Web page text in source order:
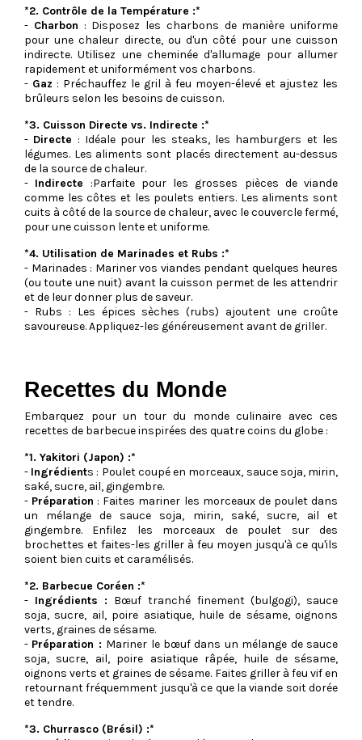
*2. Contrôle de la Température :*
- Charbon : Disposez les charbons de manière uniforme
pour une chaleur directe, ou d'un côté pour une cuisson
indirecte. Utilisez une cheminée d'allumage pour allumer
rapidement et uniformément vos charbons.
- Gaz : Préchauffez le gril à feu moyen-élevé et ajustez les
brûleurs selon les besoins de cuisson.
*3. Cuisson Directe vs. Indirecte :*
- Directe : Idéale pour les steaks, les hamburgers et les
légumes. Les aliments sont placés directement au-dessus
de la source de chaleur.
- Indirecte :Parfaite pour les grosses pièces de viande
comme les côtes et les poulets entiers. Les aliments sont
cuits à côté de la source de chaleur, avec le couvercle fermé,
pour une cuisson lente et uniforme.
*4. Utilisation de Marinades et Rubs :*
- Marinades : Mariner vos viandes pendant quelques heures
(ou toute une nuit) avant la cuisson permet de les attendrir
et de leur donner plus de saveur.
- Rubs : Les épices sèches (rubs) ajoutent une croûte
savoureuse. Appliquez-les généreusement avant de griller.
Recettes du Monde
Embarquez pour un tour du monde culinaire avec ces
recettes de barbecue inspirées des quatre coins du globe :
*1. Yakitori (Japon) :*
- Ingrédients : Poulet coupé en morceaux, sauce soja, mirin,
saké, sucre, ail, gingembre.
- Préparation : Faites mariner les morceaux de poulet dans
un mélange de sauce soja, mirin, saké, sucre, ail et
gingembre. Enfilez les morceaux de poulet sur des
brochettes et faites-les griller à feu moyen jusqu'à ce qu'ils
soient bien cuits et caramélisés.
*2. Barbecue Coréen :*
- Ingrédients : Bœuf tranché finement (bulgogi), sauce
soja, sucre, ail, poire asiatique, huile de sésame, oignons
verts, graines de sésame.
- Préparation : Mariner le bœuf dans un mélange de sauce
soja, sucre, ail, poire asiatique râpée, huile de sésame,
oignons verts et graines de sésame. Faites griller à feu vif en
retournant fréquemment jusqu'à ce que la viande soit dorée
et tendre.
*3. Churrasco (Brésil) :*